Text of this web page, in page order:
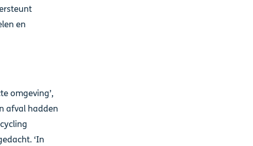
en
omgeving’,
afval hadden
‘In